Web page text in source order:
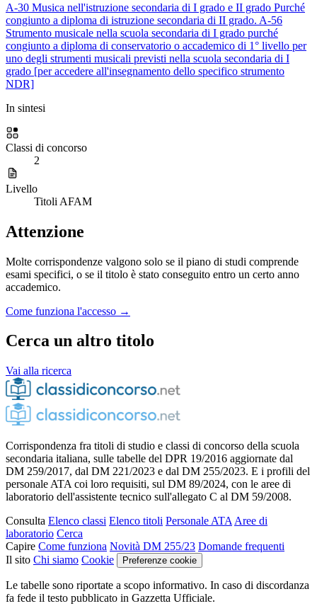
A-30 Musica nell'istruzione secondaria di I grado e II grado Purché
congiunto a diploma di istruzione secondaria di II grado. A-56
Strumento musicale nella scuola secondaria di I grado purché
congiunto a diploma di conservatorio o accademico di 1° livello per
uno degli strumenti musicali previsti nella scuola secondaria di I
grado [per accedere all'insegnamento dello specifico strumento
NDR]
In sintesi
Classi di concorso
2
Livello
Titoli AFAM
Attenzione
Molte corrispondenze valgono solo se il piano di studi comprende
esami specifici, o se il titolo è stato conseguito entro un certo anno
accademico.
Come funziona l'accesso →
Cerca un altro titolo
Vai alla ricerca
Corrispondenza fra titoli di studio e classi di concorso della scuola
secondaria italiana, sulle tabelle del DPR 19/2016 aggiornate dal
DM 259/2017, dal DM 221/2023 e dal DM 255/2023. E i profili del
personale ATA coi loro requisiti, sul DM 89/2024, con le aree di
laboratorio dell'assistente tecnico sull'allegato C al DM 59/2008.
Consulta Elenco classi Elenco titoli Personale ATA Aree di
laboratorio Cerca
Capire Come funziona Novità DM 255/23 Domande frequenti
Il sito Chi siamo Cookie Preferenze cookie
Le tabelle sono riportate a scopo informativo. In caso di discordanza
fa fede il testo pubblicato in Gazzetta Ufficiale.